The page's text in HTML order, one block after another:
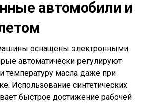
автомобили и
оснащены электронными
автоматически регулируют
температуру масла даже при
Использование синтетических
быстрое достижение рабочей